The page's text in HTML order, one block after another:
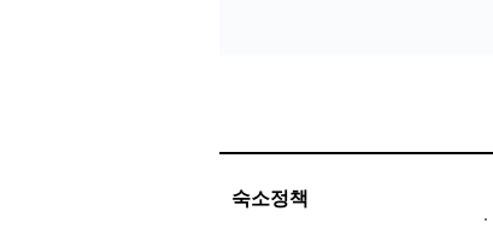
숙소정책